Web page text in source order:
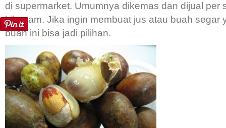
di supermarket. Umumnya dikemas dan dijual per
kilogram. Jika ingin membuat jus atau buah segar
buah ini bisa jadi pilihan.